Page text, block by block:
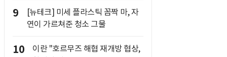
9
[뉴테크] 미세 플라스틱 꼼짝 마, 자
연이 가르쳐준 청소 그물
10
이란 "호르무즈 해협 재개방 협상,